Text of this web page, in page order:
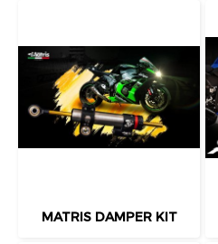
MATRIS DAMPER KIT